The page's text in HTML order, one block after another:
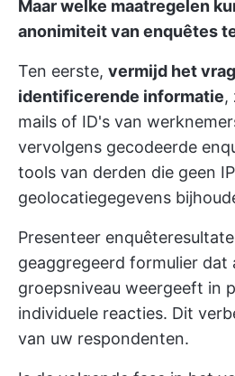
Maar welke maatregelen
anonimiteit van enquêtes
Ten eerste, vermijd het
identificerende informatie,
mails of ID's van
vervolgens gecodeerde
tools van derden die geen
geolocatiegegevens
Presenteer
geaggregeerd formulier dat
groepsniveau weergeeft in
individuele reacties. Dit
van uw respondenten.